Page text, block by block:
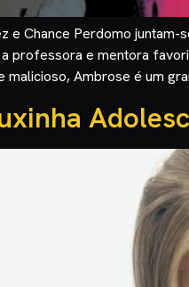
e Chance Perdomo juntam-
professora e mentora
malicioso, Ambrose é um